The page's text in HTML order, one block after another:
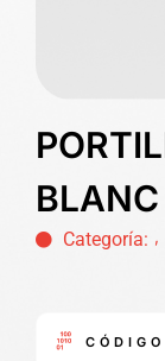
BLANC
Categoría: ,
CÓDIGO